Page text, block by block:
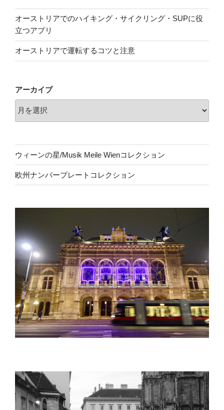
オーストリアでのハイキング・サイクリング・SUPに役
立つアプリ
オーストリアで運転するコツと注意
アーカイブ
ウィーンの星/Musik Meile Wienコレクション
欧州ナンバープレートコレクション